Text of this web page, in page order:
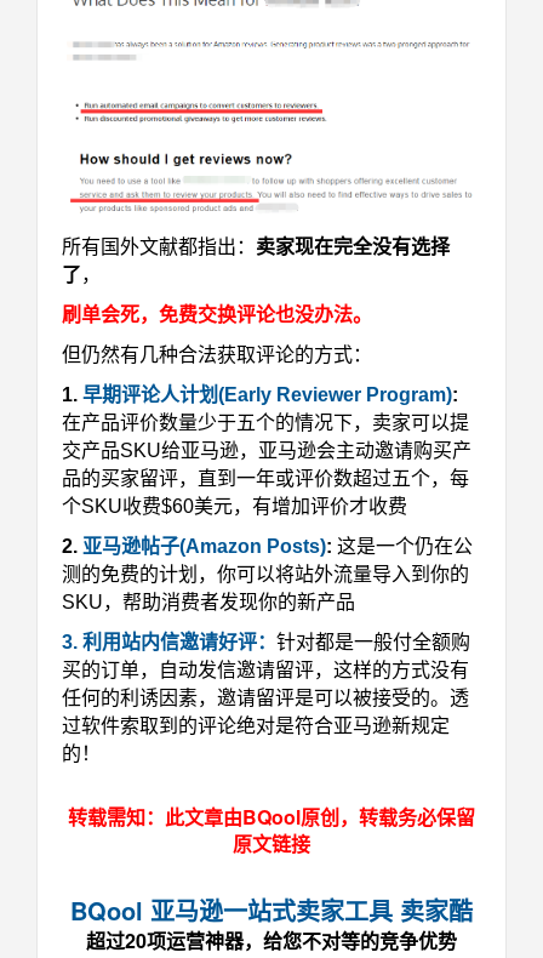
所有国外文献都指出： 卖家现在完全没有选择
了，
刷单会死，免费交换评论也没办法。
但仍然有几种合法获取评论的方式：
1. 早期评论人计划(Early Reviewer Program):
在产品评价数量少于五个的情况下，卖家可以提
交产品SKU给亚马逊，亚马逊会主动邀请购买产
品的买家留评，直到一年或评价数超过五个，每
个SKU收费$60美元，有增加评价才收费
2. 亚马逊帖子(Amazon Posts): 这是一个仍在公
测的免费的计划，你可以将站外流量导入到你的
SKU，帮助消费者发现你的新产品
3. 利用站内信邀请好评： 针对都是一般付全额购
买的订单，自动发信邀请留评，这样的方式没有
任何的利诱因素，邀请留评是可以被接受的。透
过软件索取到的评论绝对是符合亚马逊新规定
的！
转载需知：此文章由BQool原创，转载务必保留
原文链接
BQool 亚马逊一站式卖家工具 卖家酷
超过20项运营神器，给您不对等的竞争优势